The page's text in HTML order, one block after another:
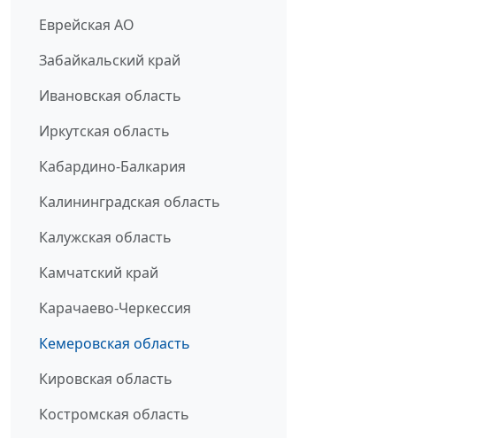
Еврейская АО
Забайкальский край
Ивановская область
Иркутская область
Кабардино-Балкария
Калининградская область
Калужская область
Камчатский край
Карачаево-Черкессия
Кемеровская область
Кировская область
Костромская область